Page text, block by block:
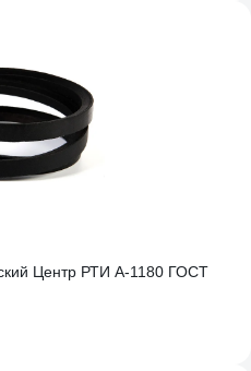
Центр РТИ А-1180 ГОСТ